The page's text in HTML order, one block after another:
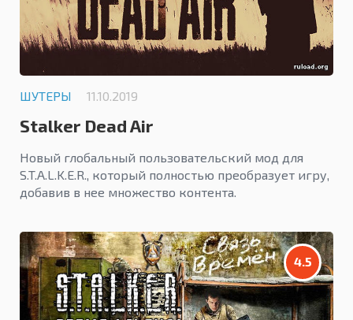
ШУТЕРЫ 11.10.2019
Stalker Dead Air
Новый глобальный пользовательский мод для
S.T.A.L.K.E.R., который полностью преобразует игру,
добавив в нее множество контента.
4.5